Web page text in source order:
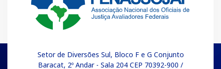
Setor de Diversões Sul, Bloco F e G Conjunto
Baracat, 2º Andar - Sala 204 CEP 70392-900 /